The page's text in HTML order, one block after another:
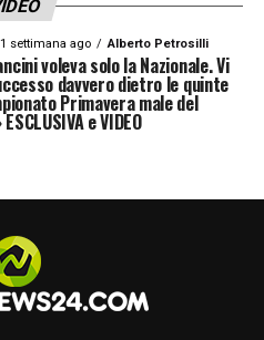
1 settimana ago Alberto Petrosilli
voleva solo la Nazionale. Vi
davvero dietro le quinte
Primavera male del
e VIDEO